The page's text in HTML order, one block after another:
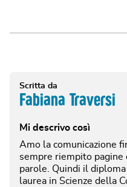
Scritta da
Fabiana Traversi
Mi descrivo così
Amo la comunicazione
sempre riempito pagine
parole. Quindi il
laurea in Scienze della